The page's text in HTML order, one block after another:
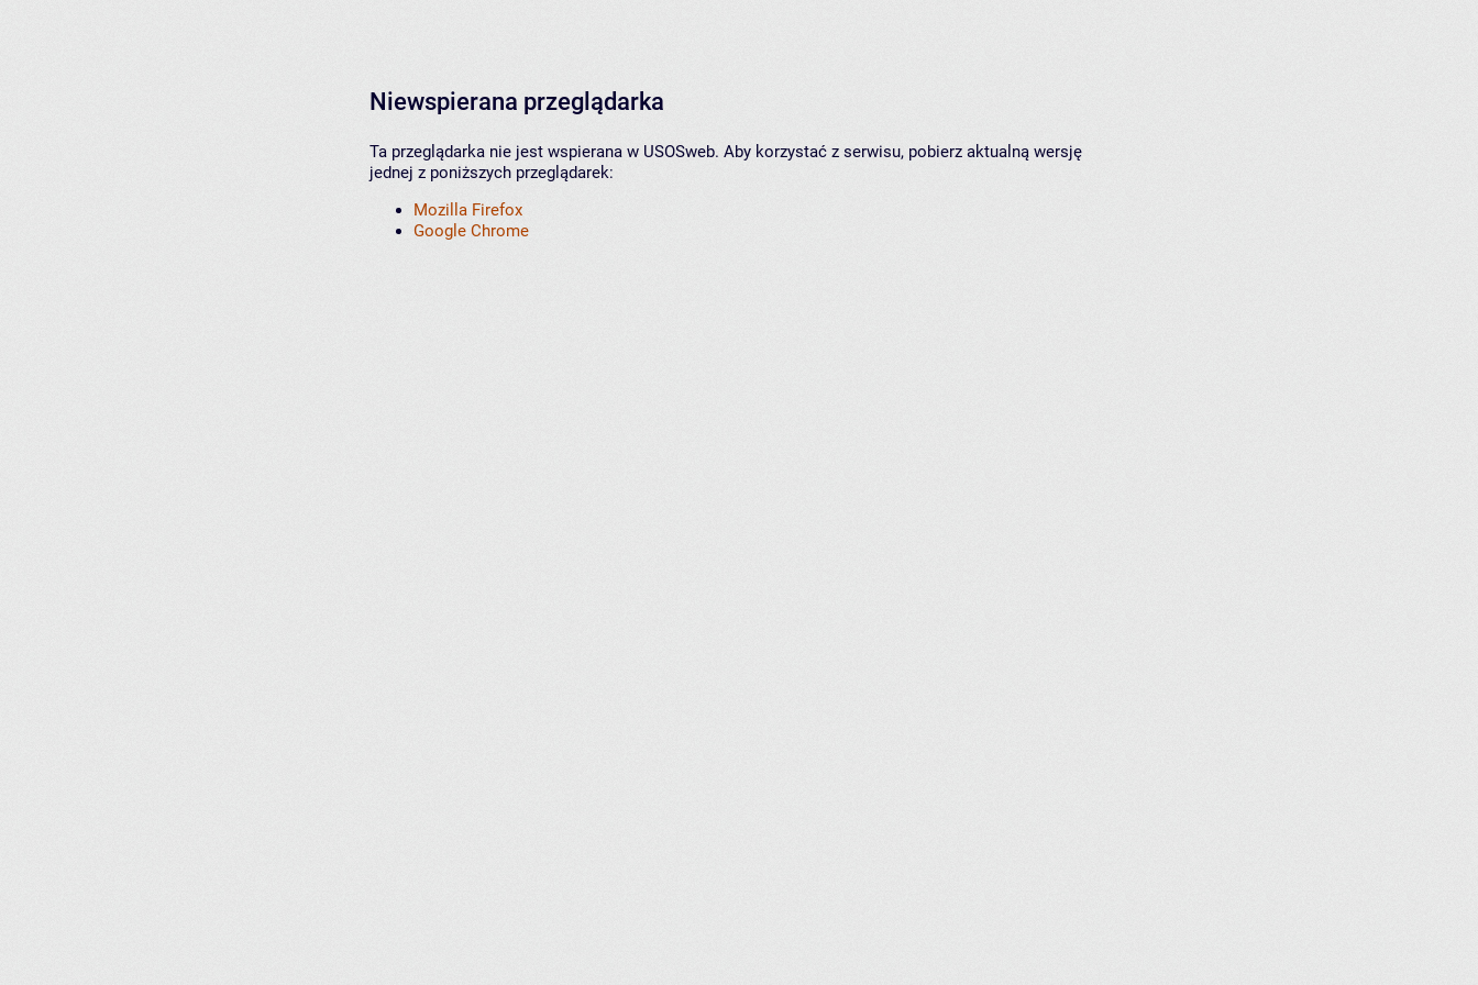
Niewspierana przeglądarka
Ta przeglądarka nie jest wspierana w USOSweb. Aby korzystać z serwisu, pobierz aktualną wersję
jednej z poniższych przeglądarek:
Mozilla Firefox
Google Chrome